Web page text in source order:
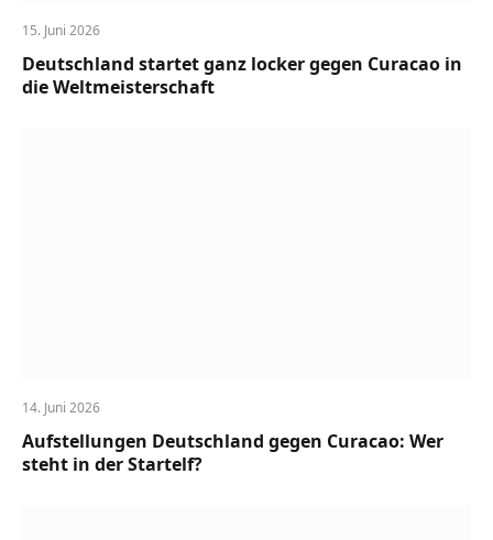
15. Juni 2026
Deutschland startet ganz locker gegen Curacao in
die Weltmeisterschaft
14. Juni 2026
Aufstellungen Deutschland gegen Curacao: Wer
steht in der Startelf?